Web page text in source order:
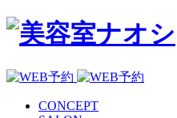
CONCEPT